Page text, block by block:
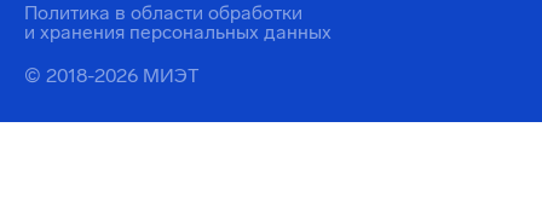
© 2018-2026 МИЭТ
Политика в области обработки
и хранения персональных данных